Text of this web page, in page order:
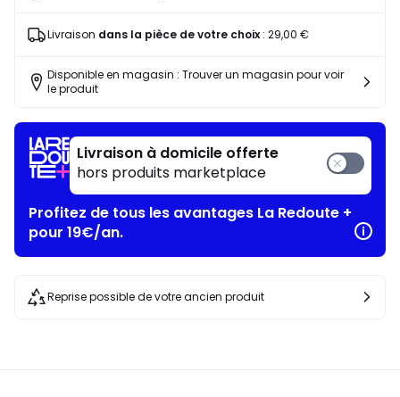
Livraison dans la pièce de votre choix: 29,00 €
Disponible en magasin : Trouver un magasin pour voir
le produit
Livraison à domicile offerte
hors produits marketplace
Profitez de tous les avantages La Redoute +
pour 19€/an.
Reprise possible de votre ancien produit